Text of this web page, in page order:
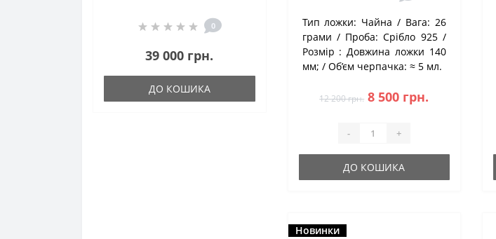
0
39 000 грн.
ДО КОШИКА
Тип ложки: Чайна Вага: 26
грами
Проба: Срібло 925
Розмір : Довжина ложки 140
мм;
Об’єм черпачка: ≈ 5 мл.
12 200 грн. 8 500 грн.
- +
ДО КОШИКА
Новинки